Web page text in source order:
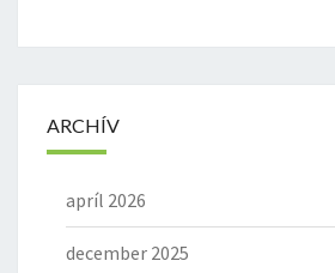
ARCHÍV
apríl 2026
december 2025